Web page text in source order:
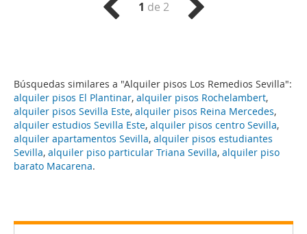
Búsquedas similares a "Alquiler pisos Los Remedios Sevilla":
alquiler pisos El Plantinar, alquiler pisos Rochelambert,
alquiler pisos Sevilla Este, alquiler pisos Reina Mercedes,
alquiler estudios Sevilla Este, alquiler pisos centro Sevilla,
alquiler apartamentos Sevilla, alquiler pisos estudiantes
Sevilla, alquiler piso particular Triana Sevilla, alquiler piso
barato Macarena.
1 de 2